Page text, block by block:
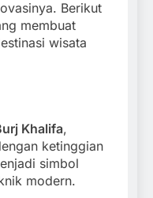
Berikut
membuat
wisata
Khalifa,
ketinggian
simbol
modern.